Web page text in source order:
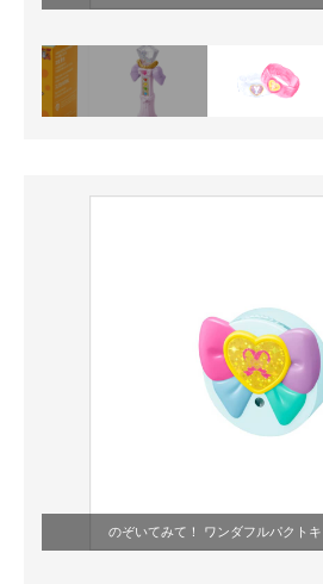
のぞいてみて！ ワンダフルパクト